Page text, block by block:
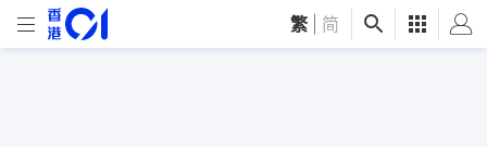
繁 简